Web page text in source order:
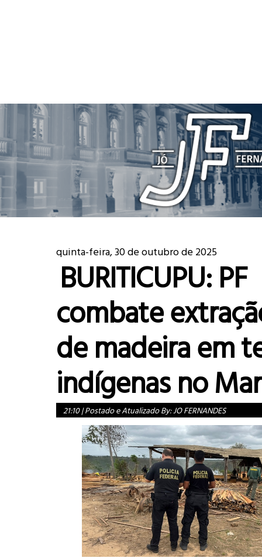
quinta-feira, 30 de outubro de 2025
BURITICUPU: PF
combate
de madeira em
indígenas no
21:10|Postado e Atualizado By:JO FERNANDES